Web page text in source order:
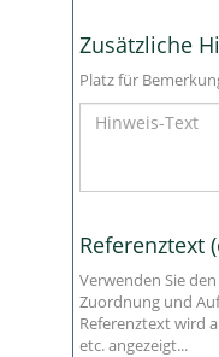
Zusätzliche
Platz für
Referenztext
Verwenden Sie
Zuordnung und
Referenztext wird
etc. angezeigt...